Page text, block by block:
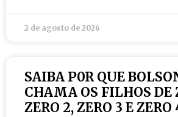
2 de agosto de 2026
SAIBA P0R QUE
CHAMA OS FILHOS DE
ZERO 2, ZERO 3 E ZERO